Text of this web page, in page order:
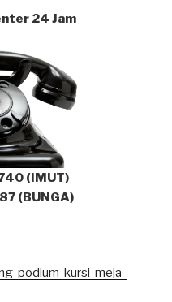
24 Jam
(IMUT)
(BUNGA)
podium-kursi-meja-